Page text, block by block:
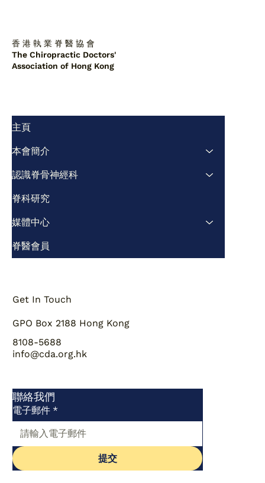
香 港 執 業 脊 醫 協 會
The Chiropractic Doctors'
Association of Hong Kong
主頁
本會簡介
認識脊骨神經科
脊科研究
媒體中心
脊醫會員
Get In Touch
GPO Box 2188 Hong Kong
8108-5688
info@cda.org.hk
聯絡我們
電子郵件 *
提交